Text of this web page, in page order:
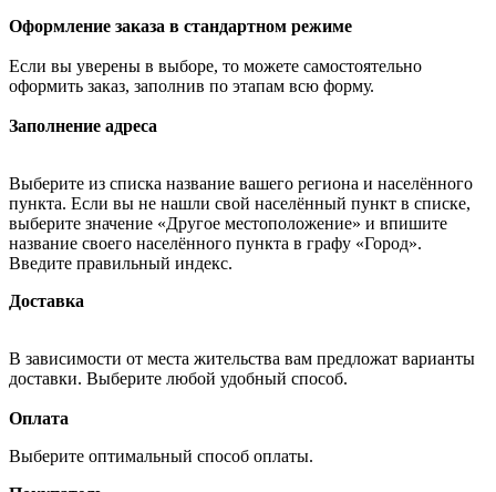
Оформление заказа в стандартном режиме
Если вы уверены в выборе, то можете самостоятельно
оформить заказ, заполнив по этапам всю форму.
Заполнение адреса
Выберите из списка название вашего региона и населённого
пункта. Если вы не нашли свой населённый пункт в списке,
выберите значение «Другое местоположение» и впишите
название своего населённого пункта в графу «Город».
Введите правильный индекс.
Доставка
В зависимости от места жительства вам предложат варианты
доставки. Выберите любой удобный способ.
Оплата
Выберите оптимальный способ оплаты.